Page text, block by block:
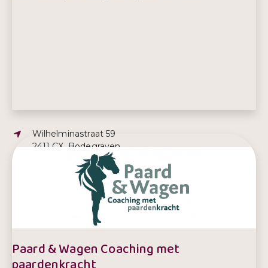
Adres:
Wilhelminastraat 59
2411 CX, Bodegraven
E-mailadres:
info@krachtbron.nu
Telefoonnummer:
06 2469 0380
Paard & Wagen Coaching met